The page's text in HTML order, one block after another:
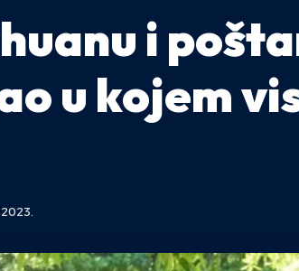
i
u kojem
2023.